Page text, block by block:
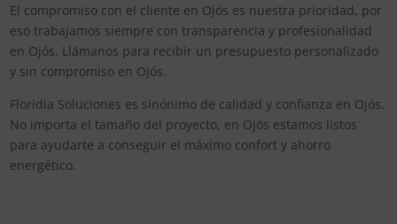
El compromiso con el cliente en Ojós es nuestra prioridad, por
eso trabajamos siempre con transparencia y profesionalidad
en Ojós. Llámanos para recibir un presupuesto personalizado
y sin compromiso en Ojós.
Floridia Soluciones es sinónimo de calidad y confianza en Ojós.
No importa el tamaño del proyecto, en Ojós estamos listos
para ayudarte a conseguir el máximo confort y ahorro
energético.